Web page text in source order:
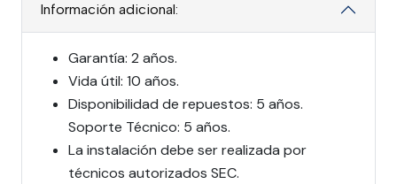
Información adicional:
Garantía: 2 años.
Vida útil: 10 años.
Disponibilidad de repuestos: 5 años.
Soporte Técnico: 5 años.
La instalación debe ser realizada por
técnicos autorizados SEC.